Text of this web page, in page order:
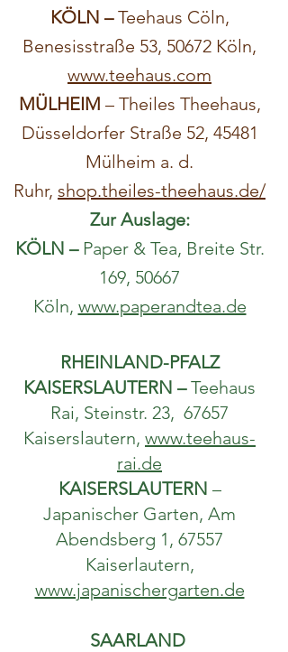
KÖLN –Teehaus Cöln,
Benesisstraße 53, 50672 Köln,
www.teehaus.com
MÜLHEIM – Theiles Theehaus,
Düsseldorfer Straße 52, 45481
Mülheim a. d.
Ruhr, shop.theiles-theehaus.de/
Zur Auslage:
KÖLN – Paper & Tea, Breite Str.
169, 50667
Köln, www.paperandtea.de
RHEINLAND-PFALZ
KAISERSLAUTERN –Teehaus
Rai, Steinstr. 23, 67657
Kaiserslautern, www.teehaus-
rai.de
KAISERSLAUTERN –
Japanischer Garten, Am
Abendsberg 1, 67557
Kaiserlautern,
www.japanischergarten.de
SAARLAND